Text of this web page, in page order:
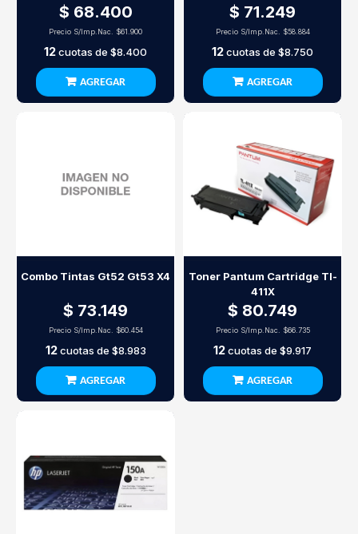
$ 68.400
Precio S/Imp.Nac. $61.900
12cuotas de $8.400
AGREGAR
$ 71.249
Precio S/Imp.Nac. $58.884
12cuotas de $8.750
AGREGAR
Combo Tintas Gt52 Gt53 X4
$ 73.149
Precio S/Imp.Nac. $60.454
12cuotas de $8.983
AGREGAR
Toner Pantum Cartridge Tl-
411X
$ 80.749
Precio S/Imp.Nac. $66.735
12cuotas de $9.917
AGREGAR